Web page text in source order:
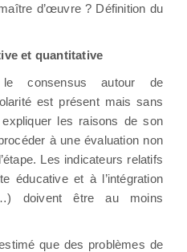
d’œuvre ? Définition du
et quantitative
consensus autour de
est présent mais sans
les raisons de son
à une évaluation non
Les indicateurs relatifs
éducative et à l’intégration
doivent être au moins
que des problèmes de